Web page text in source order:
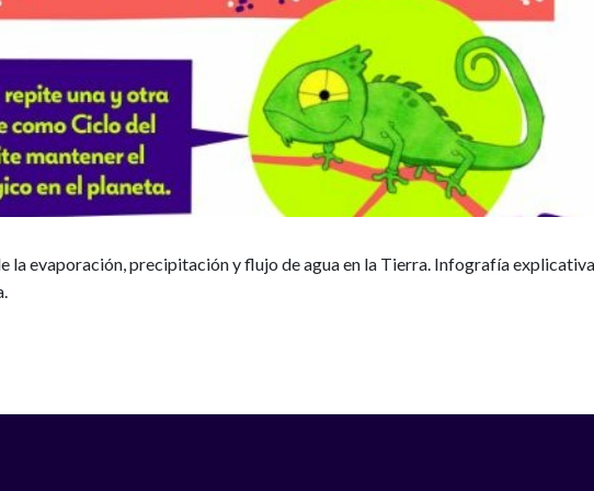
la evaporación, precipitación y flujo de agua en la Tierra. Infografía